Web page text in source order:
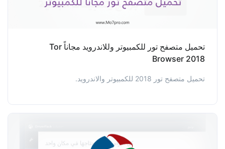
تحميل متصفح تور للكمبيوتر وللاندرويد مجاناً Tor
Browser 2018
تحميل متصفح تور 2018 للكمبيوتر والاندرويد.